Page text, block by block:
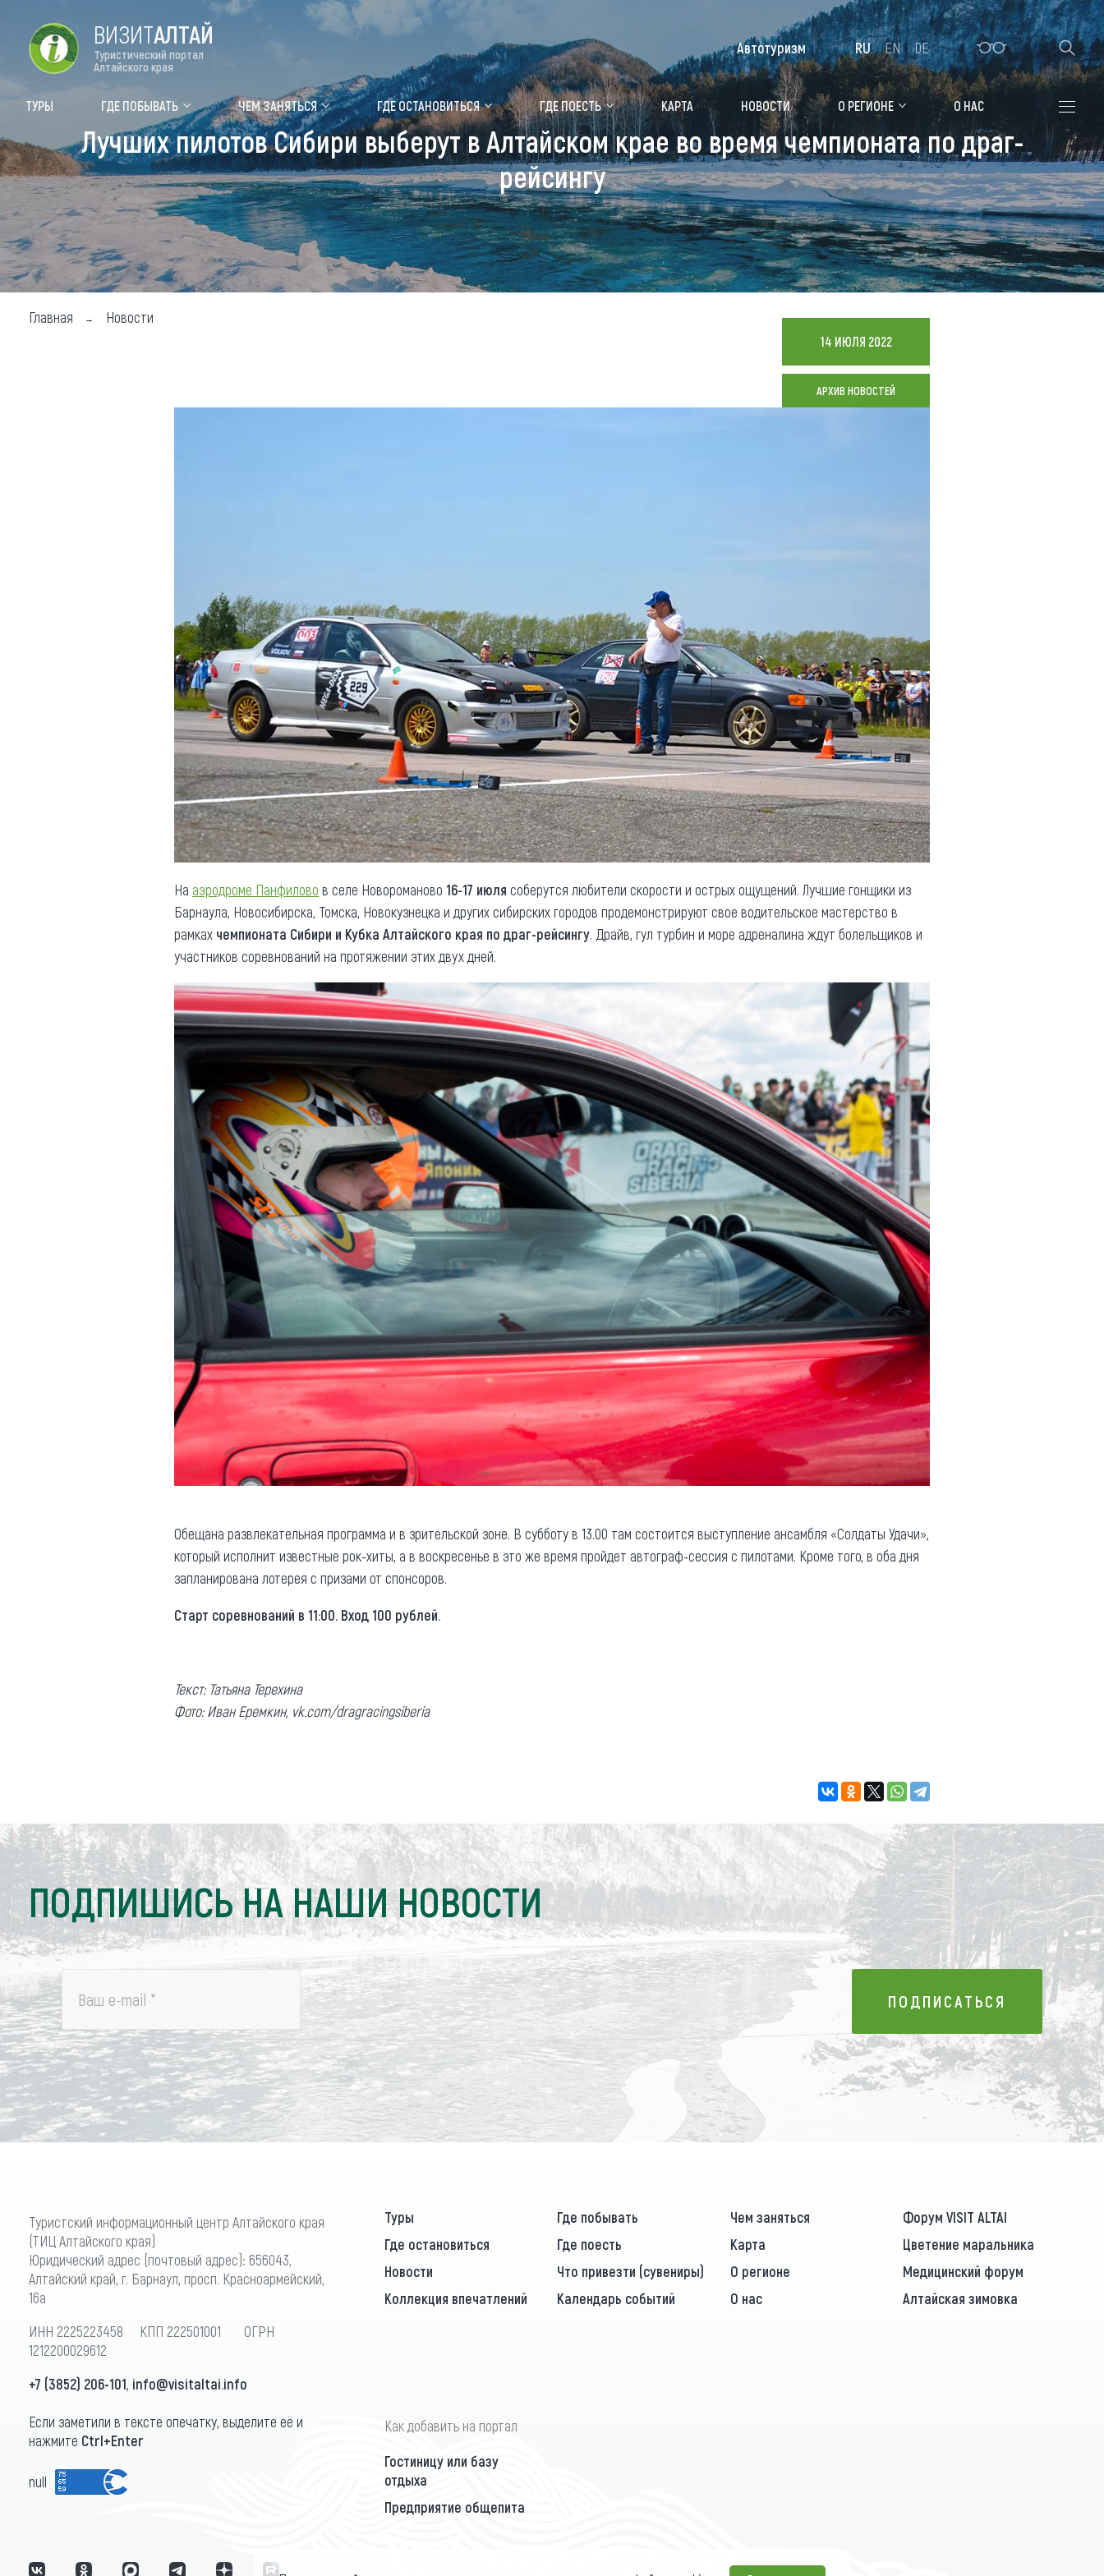
Форум VISIT ALTAI Цветение маральника Медицинский форум Алтайская зимовка
Туры Где побывать
Объекты природы
Объекты истории и культуры
Объекты развлечений
Топ туристических мест
Чем заняться
Календарь событий
Аудиогид
Мой маршрут
Где остановиться
Санатории
Гостиницы, отели
Коттеджи, базы
Сельские усадьбы
Мотели, придорожные отели
Коллекция впечатлений
Реестр туроператоров
Реестр туристических
агентств Алтайского края
Обращения граждан
Противодействие коррупции
ВИЗИТАЛТАЙ
Туристический портал
Алтайского края
ТУРЫ ГДЕ ПОБЫВАТЬ ЧЕМ ЗАНЯТЬСЯ ГДЕ ОСТАНОВИТЬСЯ ГДЕ ПОЕСТЬ КАРТА НОВОСТИ О РЕГИОНЕ О НАС
Автотуризм RU EN DE
Лучших пилотов Сибири выберут в Алтайском крае во время чемпионата по драг-
рейсингу
Главная Новости
14 ИЮЛЯ 2022
АРХИВ НОВОСТЕЙ
На аэродроме Панфилово в селе Новороманово 16-17 июля соберутся любители скорости и острых ощущений. Лучшие гонщики из
Барнаула, Новосибирска, Томска, Новокузнецка и других сибирских городов продемонстрируют свое водительское мастерство в
рамках чемпионата Сибири и Кубка Алтайского края по драг-рейсингу. Драйв, гул турбин и море адреналина ждут болельщиков и
участников соревнований на протяжении этих двух дней.
Обещана развлекательная программа и в зрительской зоне. В субботу в 13.00 там состоится выступление ансамбля «Солдаты Удачи»,
который исполнит известные рок-хиты, а в воскресенье в это же время пройдет автограф-сессия с пилотами. Кроме того, в оба дня
запланирована лотерея с призами от спонсоров.
Старт соревнований в 11:00. Вход 100 рублей.
Текст: Татьяна Терехина
Фото: Иван Еремкин, vk.com/dragracingsiberia
ПОДПИШИСЬ НА НАШИ НОВОСТИ
Ваш e-mail * ПОДПИСАТЬСЯ
ПОДПИСАТЬСЯ
Туристский информационный центр Алтайского края
(ТИЦ Алтайского края)
Юридический адрес (почтовый адрес): 656043,
Алтайский край, г. Барнаул, просп. Красноармейский,
16а
ИНН 2225223458 КПП 222501001 ОГРН
1212200029612
+7 (3852) 206-101, info@visitaltai.info
Если заметили в тексте опечатку, выделите её и
нажмите Ctrl+Enter
null
Туры Где побывать Чем заняться
Форум VISIT ALTAI
Где остановиться
Где поесть Карта
Цветение маральника
Новости
Что привезти (сувениры) О регионе
Медицинский форум
Коллекция впечатлений
Календарь событий О нас Алтайская зимовка
Как добавить на портал
Гостиницу или базу
отдыха
Предприятие общепита